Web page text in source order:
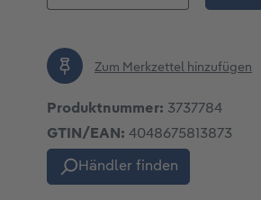
Zum Merkzettel hinzufügen
Produktnummer: 3737784
GTIN/EAN: 4048675813873
Händler finden